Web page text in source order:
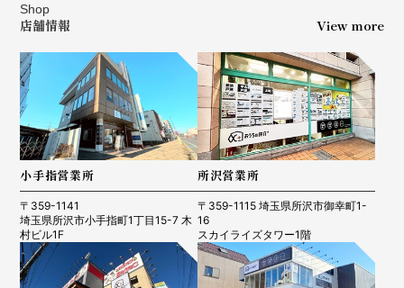
Shop
店舗情報 View more
小手指営業所
〒359-1141
埼玉県所沢市小手指町1丁目15-7 木
村ビル1F
所沢営業所
〒359-1115 埼玉県所沢市御幸町1-
16
スカイライズタワー1階